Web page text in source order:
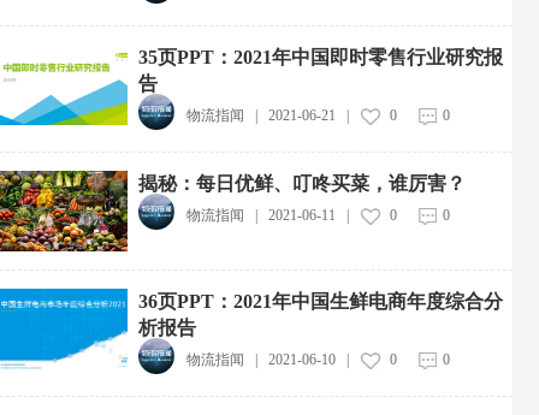
35页PPT：2021年中国即时零售行业研究报
告
物流指闻 2021-06-21 0 0
揭秘：每日优鲜、叮咚买菜，谁厉害？
物流指闻 2021-06-11 0 0
36页PPT：2021年中国生鲜电商年度综合分
析报告
物流指闻 | 2021-06-10| 0 0